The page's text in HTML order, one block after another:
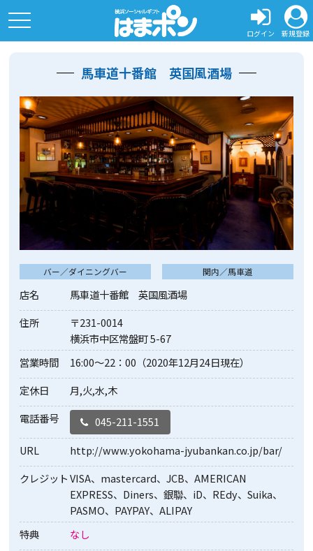
ログイン 新規登録
toggle
navigation
馬車道十番館 英国風酒場
バー／ダイニングバー 関内／馬車道
店名
馬車道十番館 英国風酒場
住所
〒231-0014
横浜市中区常盤町 5-67
営業時間
16:00～22：00（2020年12月24日現在）
定休日
月,火,水,木
電話番号
045-211-1551
URL
http://www.yokohama-jyubankan.co.jp/bar/
クレジット VISA、mastercard、JCB、AMERICAN
EXPRESS、Diners、銀聯、iD、REdy、Suika、
PASMO、PAYPAY、ALIPAY
特典
なし